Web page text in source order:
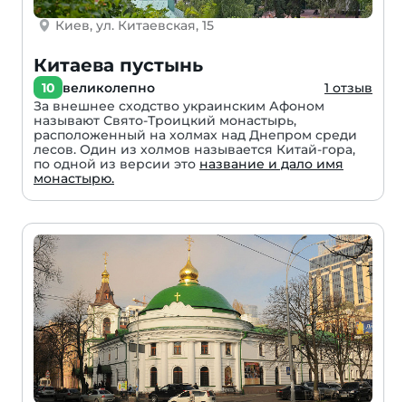
Киев, ул. Китаевская, 15
Китаева пустынь
10 великолепно
1 отзыв
За внешнее сходство украинским Афоном
называют Свято-Троицкий монастырь,
расположенный на холмах над Днепром среди
лесов. Один из холмов называется Китай-гора,
по одной из версии это название и дало имя
монастырю.